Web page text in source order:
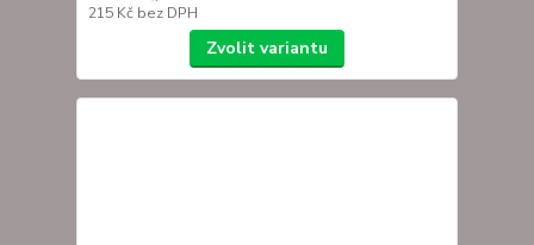
215 Kč bez DPH
Zvolit variantu